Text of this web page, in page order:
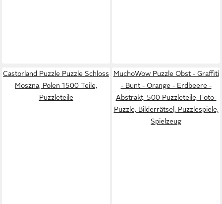
Castorland Puzzle Puzzle Schloss
Moszna, Polen 1500 Teile,
Puzzleteile
MuchoWow Puzzle Obst - Graffiti
- Bunt - Orange - Erdbeere -
Abstrakt, 500 Puzzleteile, Foto-
Puzzle, Bilderrätsel, Puzzlespiele,
Spielzeug